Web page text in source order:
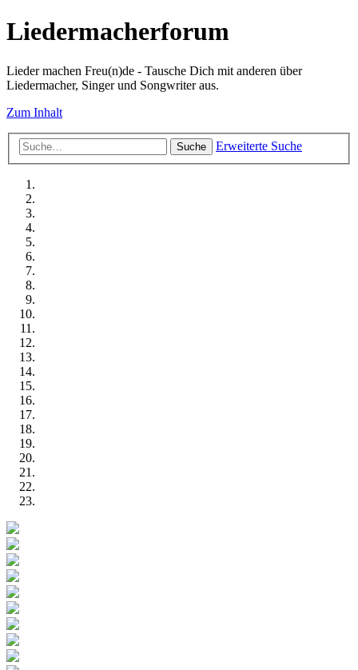
Liedermacherforum
Lieder machen Freu(n)de - Tausche Dich mit anderen über
Liedermacher, Singer und Songwriter aus.
Zum Inhalt
Suche Erweiterte Suche